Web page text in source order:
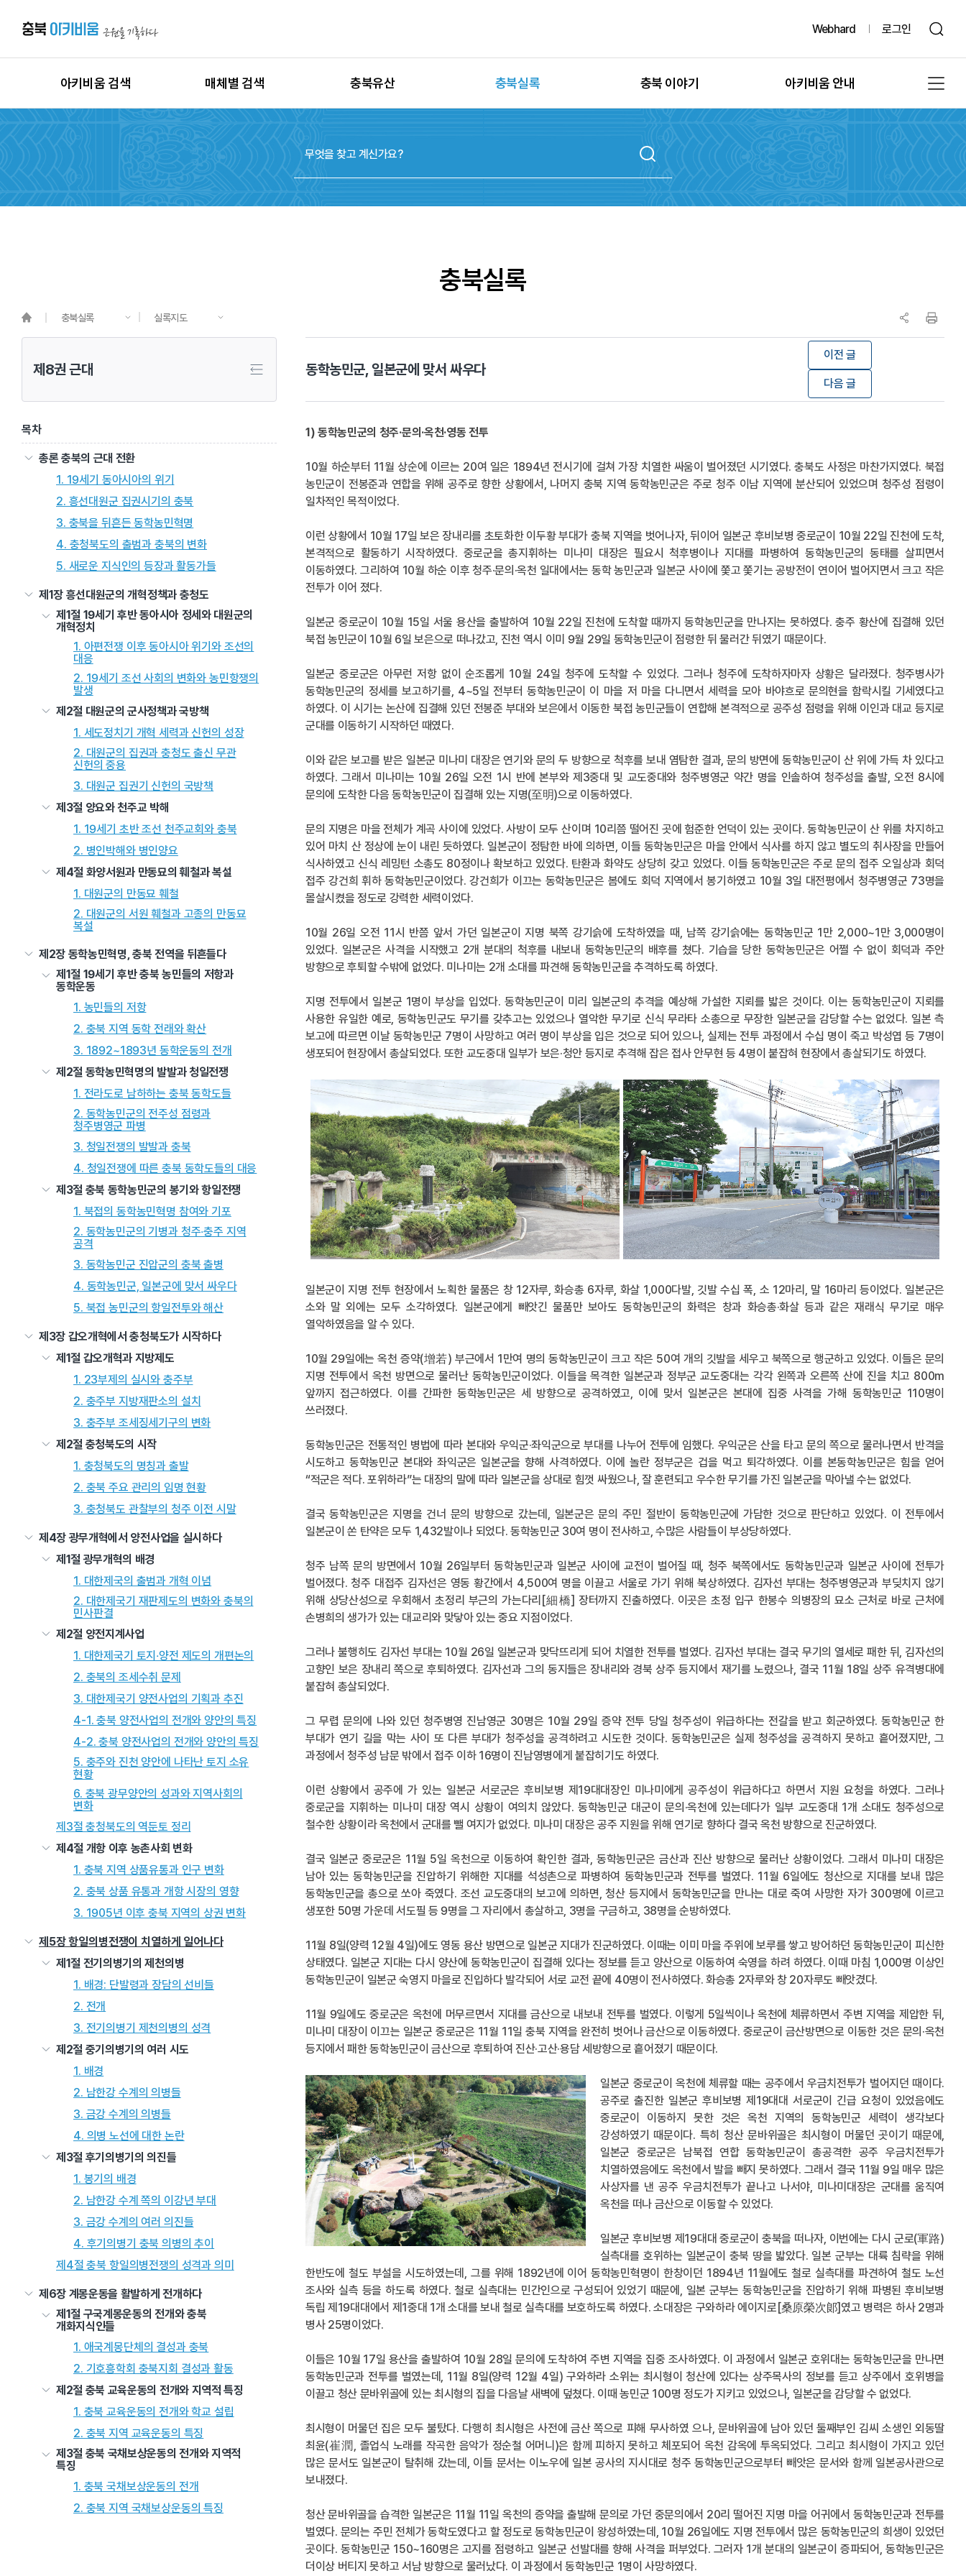
Webhard 로그인
아키비움 검색
상세검색
지역별 검색
시대별 검색
매체별 검색
이미지
동영상
음원
충북유산
유산별 보수정비
충북실록 충북 이야기
그때, 그 시절의 충북
또 다른 기록, 발굴
문화유산의 과거여행
아키비움 안내
공지사항
아키비움 소개
이용방법
충북실록
충북실록 실록지도
제8권 근대
목차
총론 충북의 근대 전환
1. 19세기 동아시아의 위기
2. 흥선대원군 집권시기의 충북
3. 충북을 뒤흔든 동학농민혁명
4. 충청북도의 출범과 충북의 변화
5. 새로운 지식인의 등장과 활동가들
제1장 흥선대원군의 개혁정책과 충청도
제1절 19세기 후반 동아시아 정세와 대원군의
개혁정치
1. 아편전쟁 이후 동아시아 위기와 조선의
대응
2. 19세기 조선 사회의 변화와 농민항쟁의
발생
제2절 대원군의 군사정책과 국방책
1. 세도정치기 개혁 세력과 신헌의 성장
2. 대원군의 집권과 충청도 출신 무관
신헌의 중용
3. 대원군 집권기 신헌의 국방책
제3절 양요와 천주교 박해
1. 19세기 초반 조선 천주교회와 충북
2. 병인박해와 병인양요
제4절 화양서원과 만동묘의 훼철과 복설
1. 대원군의 만동묘 훼철
2. 대원군의 서원 훼철과 고종의 만동묘
복설
제2장 동학농민혁명, 충북 전역을 뒤흔들다
제1절 19세기 후반 충북 농민들의 저항과
동학운동
1. 농민들의 저항
2. 충북 지역 동학 전래와 확산
3. 1892~1893년 동학운동의 전개
제2절 동학농민혁명의 발발과 청일전쟁
1. 전라도로 남하하는 충북 동학도들
2. 동학농민군의 전주성 점령과
청주병영군 파병
3. 청일전쟁의 발발과 충북
4. 청일전쟁에 따른 충북 동학도들의 대응
제3절 충북 동학농민군의 봉기와 항일전쟁
1. 북접의 동학농민혁명 참여와 기포
2. 동학농민군의 기병과 청주‧충주 지역
공격
3. 동학농민군 진압군의 충북 출병
4. 동학농민군, 일본군에 맞서 싸우다
5. 북접 농민군의 항일전투와 해산
제3장 갑오개혁에서 충청북도가 시작하다
제1절 갑오개혁과 지방제도
1. 23부제의 실시와 충주부
2. 충주부 지방재판소의 설치
3. 충주부 조세징세기구의 변화
제2절 충청북도의 시작
1. 충청북도의 명칭과 출발
2. 충북 주요 관리의 임명 현황
3. 충청북도 관찰부의 청주 이전 시말
제4장 광무개혁에서 양전사업을 실시하다
제1절 광무개혁의 배경
1. 대한제국의 출범과 개혁 이념
2. 대한제국기 재판제도의 변화와 충북의
민사판결
제2절 양전지계사업
1. 대한제국기 토지‧양전 제도의 개편논의
2. 충북의 조세수취 문제
3. 대한제국기 양전사업의 기획과 추진
4-1. 충북 양전사업의 전개와 양안의 특징
4-2. 충북 양전사업의 전개와 양안의 특징
5. 충주와 진천 양안에 나타난 토지 소유
현황
6. 충북 광무양안의 성과와 지역사회의
변화
제3절 충청북도의 역둔토 정리
제4절 개항 이후 농촌사회 변화
1. 충북 지역 상품유통과 인구 변화
2. 충북 상품 유통과 개항 시장의 영향
3. 1905년 이후 충북 지역의 상권 변화
제5장 항일의병전쟁이 치열하게 일어나다
제1절 전기의병기의 제천의병
1. 배경: 단발령과 장담의 선비들
2. 전개
3. 전기의병기 제천의병의 성격
제2절 중기의병기의 여러 시도
1. 배경
2. 남한강 수계의 의병들
3. 금강 수계의 의병들
4. 의병 노선에 대한 논란
제3절 후기의병기의 의진들
1. 봉기의 배경
2. 남한강 수계 쪽의 이강년 부대
3. 금강 수계의 여러 의진들
4. 후기의병기 충북 의병의 추이
제4절 충북 항일의병전쟁의 성격과 의미
제6장 계몽운동을 활발하게 전개하다
제1절 구국계몽운동의 전개와 충북
개화지식인들
1. 애국계몽단체의 결성과 충북
2. 기호흥학회 충북지회 결성과 활동
제2절 충북 교육운동의 전개와 지역적 특징
1. 충북 교육운동의 전개와 학교 설립
2. 충북 지역 교육운동의 특징
제3절 충북 국채보상운동의 전개와 지역적
특징
1. 충북 국채보상운동의 전개
2. 충북 지역 국채보상운동의 특징
동학농민군, 일본군에 맞서 싸우다
이전 글
다음 글
1) 동학농민군의 청주·문의·옥천·영동 전투
10월 하순부터 11월 상순에 이르는 20여 일은 1894년 전시기에 걸쳐 가장 치열한 싸움이 벌어졌던 시기였다. 충북도 사정은 마찬가지였다. 북접
농민군이 전봉준과 연합을 위해 공주로 향한 상황에서, 나머지 충북 지역 동학농민군은 주로 청주 이남 지역에 분산되어 있었으며 청주성 점령이
일차적인 목적이었다.
이런 상황에서 10월 17일 보은 장내리를 초토화한 이두황 부대가 충북 지역을 벗어나자, 뒤이어 일본군 후비보병 중로군이 10월 22일 진천에 도착,
본격적으로 활동하기 시작하였다. 중로군을 총지휘하는 미나미 대장은 필요시 척후병이나 지대를 파병하여 동학농민군의 동태를 살피면서
이동하였다. 그리하여 10월 하순 이후 청주·문의·옥천 일대에서는 동학 농민군과 일본군 사이에 쫓고 쫓기는 공방전이 연이어 벌어지면서 크고 작은
전투가 이어 졌다.
일본군 중로군이 10월 15일 서울 용산을 출발하여 10월 22일 진천에 도착할 때까지 동학농민군을 만나지는 못하였다. 충주 황산에 집결해 있던
북접 농민군이 10월 6일 보은으로 떠나갔고, 진천 역시 이미 9월 29일 동학농민군이 점령한 뒤 물러간 뒤였기 때문이다.
일본군 중로군은 아무런 저항 없이 순조롭게 10월 24일 청주에 도착할 수 있었다. 그러나 청주에 도착하자마자 상황은 달라졌다. 청주병사가
동학농민군의 정세를 보고하기를, 4~5일 전부터 동학농민군이 이 마을 저 마을 다니면서 세력을 모아 바야흐로 문의현을 함락시킬 기세였다고
하였다. 이 시기는 논산에 집결해 있던 전봉준 부대와 보은에서 이동한 북접 농민군들이 연합해 본격적으로 공주성 점령을 위해 이인과 대교 등지로
군대를 이동하기 시작하던 때였다.
이와 같은 보고를 받은 일본군 미나미 대장은 연기와 문의 두 방향으로 척후를 보내 염탐한 결과, 문의 방면에 동학농민군이 산 위에 가득 차 있다고
하였다. 그래서 미나미는 10월 26일 오전 1시 반에 본부와 제3중대 및 교도중대와 청주병영군 약간 명을 인솔하여 청주성을 출발, 오전 8시에
문의에 도착한 다음 동학농민군이 집결해 있는 지명(至明)으로 이동하였다.
문의 지명은 마을 전체가 계곡 사이에 있었다. 사방이 모두 산이며 10리쯤 떨어진 곳에 험준한 언덕이 있는 곳이다. 동학농민군이 산 위를 차지하고
있어 마치 산 정상에 눈이 내린 듯하였다. 일본군이 정탐한 바에 의하면, 이들 동학농민군은 마을 안에서 식사를 하지 않고 별도의 취사장을 만들어
식사하였고 신식 레밍턴 소총도 80정이나 확보하고 있었다. 탄환과 화약도 상당히 갖고 있었다. 이들 동학농민군은 주로 문의 접주 오일상과 회덕
접주 강건희 휘하 동학농민군이었다. 강건희가 이끄는 동학농민군은 봄에도 회덕 지역에서 봉기하였고 10월 3일 대전평에서 청주병영군 73명을
몰살시켰을 정도로 강력한 세력이었다.
10월 26일 오전 11시 반쯤 앞서 가던 일본군이 지명 북쪽 강기슭에 도착하였을 때, 남쪽 강기슭에는 동학농민군 1만 2,000~1만 3,000명이
있었다. 일본군은 사격을 시작했고 2개 분대의 척후를 내보내 동학농민군의 배후를 쳤다. 기습을 당한 동학농민군은 어쩔 수 없이 회덕과 주안
방향으로 후퇴할 수밖에 없었다. 미나미는 2개 소대를 파견해 동학농민군을 추격하도록 하였다.
지명 전투에서 일본군 1명이 부상을 입었다. 동학농민군이 미리 일본군의 추격을 예상해 가설한 지뢰를 밟은 것이다. 이는 동학농민군이 지뢰를
사용한 유일한 예로, 동학농민군도 무기를 갖추고는 있었으나 열악한 무기로 신식 무라타 소총으로 무장한 일본군을 감당할 수는 없었다. 일본 측
보고에 따르면 이날 동학농민군 7명이 사망하고 여러 명이 부상을 입은 것으로 되어 있으나, 실제는 전투 과정에서 수십 명이 죽고 박성엽 등 7명이
생포되어 현장에서 총살되었다. 또한 교도중대 일부가 보은·청안 등지로 추격해 잡은 접사 안무현 등 4명이 붙잡혀 현장에서 총살되기도 하였다.
일본군이 지명 전투 현장에서 노획한 물품은 창 12자루, 화승총 6자루, 화살 1,000다발, 깃발 수십 폭, 소 12마리, 말 16마리 등이었다. 일본군은
소와 말 외에는 모두 소각하였다. 일본군에게 빼앗긴 물품만 보아도 동학농민군의 화력은 창과 화승총·화살 등과 같은 재래식 무기로 매우
열악하였음을 알 수 있다.
10월 29일에는 옥천 증약(增若) 부근에서 1만여 명의 동학농민군이 크고 작은 50여 개의 깃발을 세우고 북쪽으로 행군하고 있었다. 이들은 문의
지명 전투에서 옥천 방면으로 물러난 동학농민군이었다. 이들을 목격한 일본군과 정부군 교도중대는 각각 왼쪽과 오른쪽 산에 진을 치고 800m
앞까지 접근하였다. 이를 간파한 동학농민군은 세 방향으로 공격하였고, 이에 맞서 일본군은 본대에 집중 사격을 가해 동학농민군 110명이
쓰러졌다.
동학농민군은 전통적인 병법에 따라 본대와 우익군·좌익군으로 부대를 나누어 전투에 임했다. 우익군은 산을 타고 문의 쪽으로 물러나면서 반격을
시도하고 동학농민군 본대와 좌익군은 일본군을 향해 사격하였다. 이에 놀란 정부군은 겁을 먹고 퇴각하였다. 이를 본동학농민군은 힘을 얻어
“적군은 적다. 포위하라”는 대장의 말에 따라 일본군을 상대로 힘껏 싸웠으나, 잘 훈련되고 우수한 무기를 가진 일본군을 막아낼 수는 없었다.
결국 동학농민군은 지명을 건너 문의 방향으로 갔는데, 일본군은 문의 주민 절반이 동학농민군에 가담한 것으로 판단하고 있었다. 이 전투에서
일본군이 쏜 탄약은 모두 1,432발이나 되었다. 동학농민군 30여 명이 전사하고, 수많은 사람들이 부상당하였다.
청주 남쪽 문의 방면에서 10월 26일부터 동학농민군과 일본군 사이에 교전이 벌어질 때, 청주 북쪽에서도 동학농민군과 일본군 사이에 전투가
벌어졌다. 청주 대접주 김자선은 영동 황간에서 4,500여 명을 이끌고 서울로 가기 위해 북상하였다. 김자선 부대는 청주병영군과 부딪치지 않기
위해 상당산성으로 우회해서 초정리 부근의 가는다리[細橋] 장터까지 진출하였다. 이곳은 초정 입구 한봉수 의병장의 묘소 근처로 바로 근처에
손병희의 생가가 있는 대교리와 맞닿아 있는 중요 지점이었다.
그러나 불행히도 김자선 부대는 10월 26일 일본군과 맞닥뜨리게 되어 치열한 전투를 벌였다. 김자선 부대는 결국 무기의 열세로 패한 뒤, 김자선의
고향인 보은 장내리 쪽으로 후퇴하였다. 김자선과 그의 동지들은 장내리와 경북 상주 등지에서 재기를 노렸으나, 결국 11월 18일 상주 유격병대에
붙잡혀 총살되었다.
그 무렵 문의에 나와 있던 청주병영 진남영군 30명은 10월 29일 증약 전투 당일 청주성이 위급하다는 전갈을 받고 회군하였다. 동학농민군 한
부대가 연기 길을 막는 사이 또 다른 부대가 청주성을 공격하려고 시도한 것이다. 동학농민군은 실제 청주성을 공격하지 못하고 흩어졌지만, 그
과정에서 청주성 남문 밖에서 접주 이하 16명이 진남영병에게 붙잡히기도 하였다.
이런 상황에서 공주에 가 있는 일본군 서로군은 후비보병 제19대대장인 미나미에게 공주성이 위급하다고 하면서 지원 요청을 하였다. 그러나
중로군을 지휘하는 미나미 대장 역시 상황이 여의치 않았다. 동학농민군 대군이 문의·옥천에 있는데다가 일부 교도중대 1개 소대도 청주성으로
철수한 상황이라 옥천에서 군대를 뺄 여지가 없었다. 미나미 대장은 공주 지원을 위해 연기로 향하다 결국 옥천 방향으로 진군하였다.
결국 일본군 중로군은 11월 5일 옥천으로 이동하여 확인한 결과, 동학농민군은 금산과 진산 방향으로 물러난 상황이었다. 그래서 미나미 대장은
남아 있는 동학농민군을 진압하기 위해한 지대를 석성촌으로 파병하여 동학농민군과 전투를 벌였다. 11월 6일에도 청산으로 지대를 보내 많은
동학농민군을 총으로 쏘아 죽였다. 조선 교도중대의 보고에 의하면, 청산 등지에서 동학농민군을 만나는 대로 죽여 사망한 자가 300명에 이르고
생포한 50명 가운데 서도필 등 9명을 그 자리에서 총살하고, 3명을 구금하고, 38명을 순방하였다.
11월 8일(양력 12월 4일)에도 영동 용산 방면으로 일본군 지대가 진군하였다. 이때는 이미 마을 주위에 보루를 쌓고 방어하던 동학농민군이 피신한
상태였다. 일본군 지대는 다시 양산에 동학농민군이 집결해 있다는 정보를 듣고 양산으로 이동하여 숙영을 하려 하였다. 이때 마침 1,000명 이상인
동학농민군이 일본군 숙영지 마을로 진입하다 발각되어 서로 교전 끝에 40명이 전사하였다. 화승총 2자루와 창 20자루도 빼앗겼다.
11월 9일에도 중로군은 옥천에 머무르면서 지대를 금산으로 내보내 전투를 벌였다. 이렇게 5일씩이나 옥천에 체류하면서 주변 지역을 제압한 뒤,
미나미 대장이 이끄는 일본군 중로군은 11월 11일 충북 지역을 완전히 벗어나 금산으로 이동하였다. 중로군이 금산방면으로 이동한 것은 문의·옥천
등지에서 패한 동학농민군이 금산으로 후퇴하여 진산·고산·용담 세방향으로 흩어졌기 때문이다.
일본군 중로군이 옥천에 체류할 때는 공주에서 우금치전투가 벌어지던 때이다.
공주로 출진한 일본군 후비보병 제19대대 서로군이 긴급 요청이 있었음에도
중로군이 이동하지 못한 것은 옥천 지역의 동학농민군 세력이 생각보다
강성하였기 때문이다. 특히 청산 문바위골은 최시형이 머물던 곳이기 때문에,
일본군 중로군은 남북접 연합 동학농민군이 총공격한 공주 우금치전투가
치열하였음에도 옥천에서 발을 빼지 못하였다. 그래서 결국 11월 9일 매우 많은
사상자를 낸 공주 우금치전투가 끝나고 나서야, 미나미대장은 군대를 움직여
옥천을 떠나 금산으로 이동할 수 있었다.
일본군 후비보병 제19대대 중로군이 충북을 떠나자, 이번에는 다시 군로(軍路)
실측대를 호위하는 일본군이 충북 땅을 밟았다. 일본 군부는 대륙 침략을 위해
한반도에 철도 부설을 시도하였는데, 그를 위해 1892년에 이어 동학농민혁명이 한창이던 1894년 11월에도 철로 실측대를 파견하여 철도 노선
조사와 실측 등을 하도록 하였다. 철로 실측대는 민간인으로 구성되어 있었기 때문에, 일본 군부는 동학농민군을 진압하기 위해 파병된 후비보병
독립 제19대대에서 제1중대 1개 소대를 보내 철로 실측대를 보호하도록 하였다. 소대장은 구와하라 에이지로[桑原榮次郞]였고 병력은 하사 2명과
병사 25명이었다.
이들은 10월 17일 용산을 출발하여 10월 28일 문의에 도착하여 주변 지역을 집중 조사하였다. 이 과정에서 일본군 호위대는 동학농민군을 만나면
동학농민군과 전투를 벌였는데, 11월 8일(양력 12월 4일) 구와하라 소위는 최시형이 청산에 있다는 상주목사의 정보를 듣고 상주에서 호위병을
이끌고 청산 문바위골에 있는 최시형의 집을 다음날 새벽에 덮쳤다. 이때 농민군 100명 정도가 지키고 있었으나, 일본군을 감당할 수 없었다.
최시형이 머물던 집은 모두 불탔다. 다행히 최시형은 사전에 금산 쪽으로 피해 무사하였 으나, 문바위골에 남아 있던 둘째부인 김씨 소생인 외동딸
최윤(崔潤, 졸업식 노래를 작곡한 음악가 정순철 어머니)은 함께 피하지 못하고 체포되어 옥천 감옥에 투옥되었다. 그리고 최시형이 가지고 있던
많은 문서도 일본군이 탈취해 갔는데, 이들 문서는 이노우에 일본 공사의 지시대로 청주 동학농민군으로부터 빼앗은 문서와 함께 일본공사관으로
보내졌다.
청산 문바위골을 습격한 일본군은 11월 11일 옥천의 증약을 출발해 문의로 가던 중문의에서 20리 떨어진 지명 마을 어귀에서 동학농민군과 전투를
벌였다. 문의는 주민 전체가 동학도였다고 할 정도로 동학농민군이 왕성하였는데, 10월 26일에도 지명 전투에서 많은 동학농민군의 희생이 있었던
곳이다. 동학농민군 150~160명은 고지를 점령하고 일본군 선발대를 향해 사격을 퍼부었다. 그러자 1개 분대의 일본군이 증파되어, 동학농민군은
더이상 버티지 못하고 서남 방향으로 물러났다. 이 과정에서 동학농민군 1명이 사망하였다.